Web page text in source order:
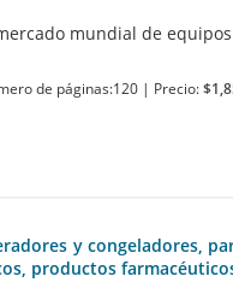
mundial de
de páginas:120 | Precio:
y congeladores,
productos